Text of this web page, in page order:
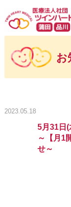
お
2023.05.18
5月31日
～【月1
せ～